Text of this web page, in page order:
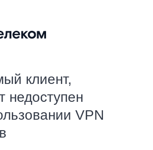
клиент,
недоступен
VPN